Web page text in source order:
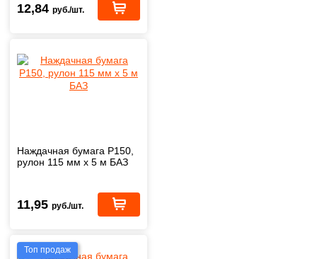
12,84 руб./шт.
Наждачная бумага Р150,
рулон 115 мм х 5 м БАЗ
11,95 руб./шт.
Топ продаж